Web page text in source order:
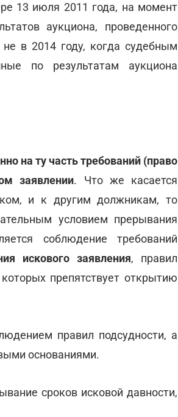
13 июля 2011 года, на момент
аукциона, проведенного
в 2014 году, когда судебным
по результатам аукциона
на ту часть требований (право
заявлении. Что же касается
и к другим должникам, то
условием прерывания
соблюдение требований
искового заявления, правил
препятствует открытию
правил подсудности, а
основаниями.
сроков исковой давности,